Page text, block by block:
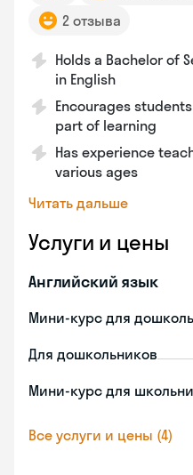
2 отзыва
Holds a Bachelor of
in English
Encourages
part of learning
Has experience
various ages
Читать дальше
Услуги и цены
Английский язык
Мини-курс для
Для дошкольников
Мини-курс для
Все услуги и цены (4)